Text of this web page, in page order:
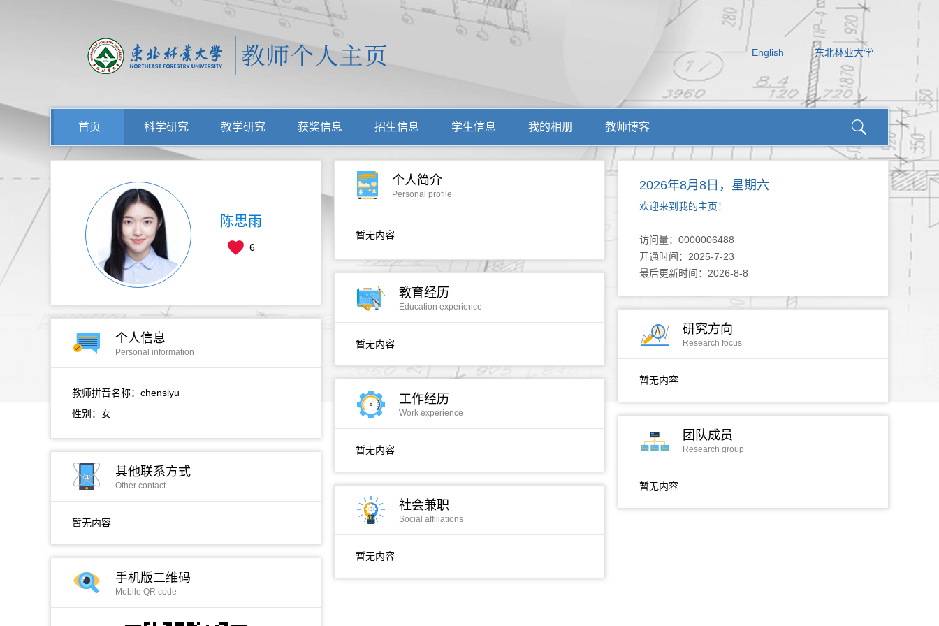
English 东北林业大学
首页 科学研究 教学研究 获奖信息 招生信息 学生信息 我的相册 教师博客
陈思雨
6
个人信息
Personal information
教师拼音名称：chensiyu
性别：女
其他联系方式
Other contact
暂无内容
手机版二维码
Mobile QR code
个人简介
Personal profile
暂无内容
教育经历
Education experience
暂无内容
工作经历
Work experience
暂无内容
社会兼职
Social affiliations
暂无内容
2026年8月8日，星期六
欢迎来到我的主页！
访问量： 0000006488
开通时间： 2025-7-23
最后更新时间： 2026-8-8
研究方向
Research focus
暂无内容
团队成员
Research group
暂无内容